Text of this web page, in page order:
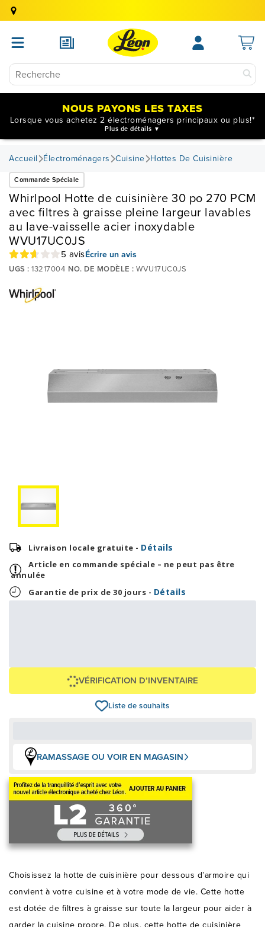
NOUS PAYONS LES TAXES
Lorsque vous achetez 2 électroménagers principaux ou plus!*
Plus de détails
Accueil Électroménagers Cuisine Hottes De Cuisinière
Commande Spéciale
Whirlpool Hotte de cuisinière 30 po 270 PCM
avec filtres à graisse pleine largeur lavables
au lave-vaisselle acier inoxydable
WVU17UC0JS
5 avisÉcrire un avis
UGS : 13217004 NO. DE MODÈLE : WVU17UC0JS
Livraison locale gratuite - Détails
Article en commande spéciale – ne peut pas être
annulée
Garantie de prix de 30 jours - Détails
VÉRIFICATION D’INVENTAIRE
Liste de souhaits
RAMASSAGE OU VOIR EN MAGASIN
Choisissez la hotte de cuisinière pour dessous d’armoire qui
convient à votre cuisine et à votre mode de vie. Cette hotte
est dotée de filtres à graisse sur toute la largeur pour aider à